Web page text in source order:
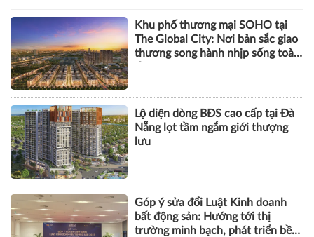
Khu phố thương mại SOHO tại
The Global City: Nơi bản sắc giao
thương song hành nhịp sống toàn
Lộ diện dòng BĐS cao cấp tại Đà
Nẵng lọt tầm ngắm giới thượng
lưu
Góp ý sửa đổi Luật Kinh doanh
bất động sản: Hướng tới thị
trường minh bạch, phát triển bền